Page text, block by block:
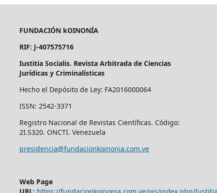
FUNDACIÓN kOINONÍA
RIF: J-407575716
Iustitia Socialis. Revista Arbitrada de Ciencias
Jurídicas y Criminalísticas
Hecho el Depósito de Ley: FA2016000064
ISSN: 2542-3371
Registro Nacional de Revistas Científicas. Código:
2I.S320. ONCTI. Venezuela
presidencia@fundacionkoinonia.com.ve
Web Page